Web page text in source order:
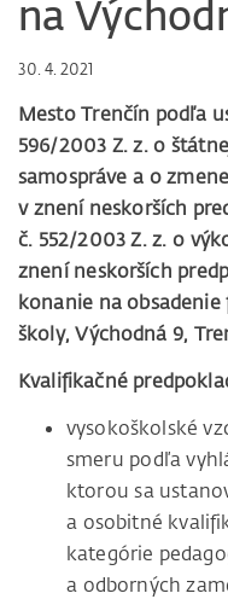
na
30. 4. 2021
Mesto Trenčín podľa
596/2003 Z. z. o
samospráve a o
v znení neskorších
č. 552/2003 Z. z. o
znení neskorších
konanie na
školy, Východná 9,
Kvalifikačné
vysokoškolské
smeru podľa
ktorou sa
a osobitné
kategórie
a odborných